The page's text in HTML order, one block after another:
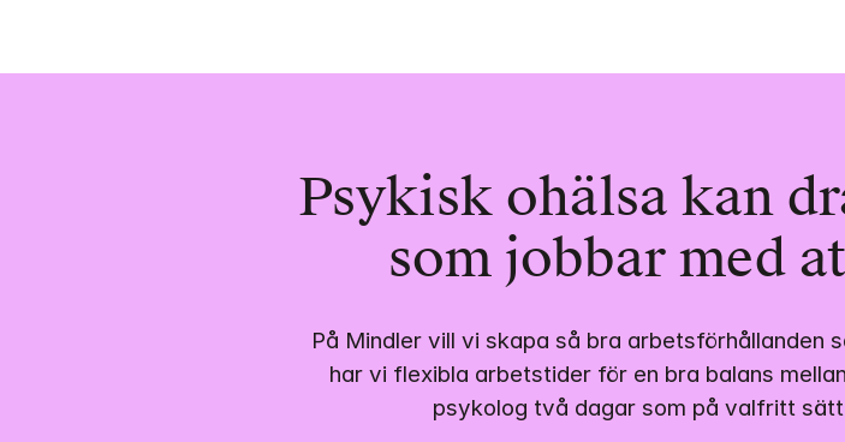
Psykisk ohälsa kan
som jobbar med
På Mindler vill vi skapa så bra arbetsförhållanden
har vi flexibla arbetstider för en bra balans
psykolog två dagar som på valfritt